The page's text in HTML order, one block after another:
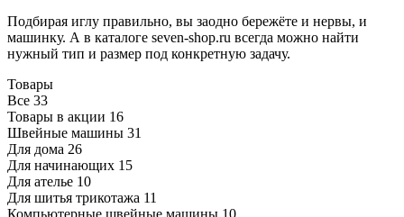
Подбирая иглу правильно, вы заодно бережёте и нервы, и
машинку. А в каталоге seven-shop.ru всегда можно найти
нужный тип и размер под конкретную задачу.
Товары
Все 33
Товары в акции 16
Швейные машины 31
Для дома 26
Для начинающих 15
Для ателье 10
Для шитья трикотажа 11